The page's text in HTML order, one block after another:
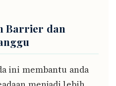
Barrier dan
ini membantu anda